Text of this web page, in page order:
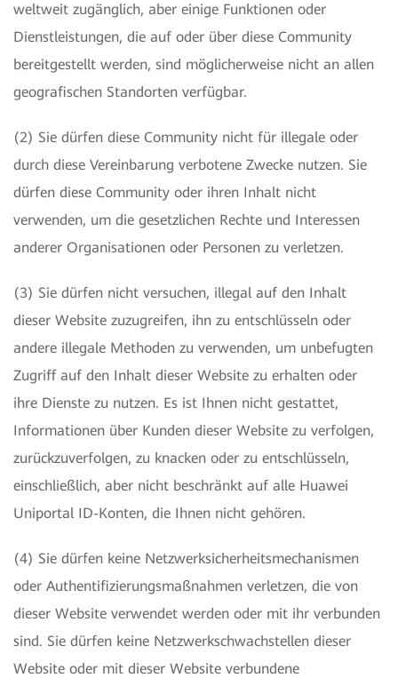
weltweit zugänglich, aber einige Funktionen oder
Dienstleistungen, die auf oder über diese Community
bereitgestellt werden, sind möglicherweise nicht an allen
geografischen Standorten verfügbar.
(2) Sie dürfen diese Community nicht für illegale oder
durch diese Vereinbarung verbotene Zwecke nutzen. Sie
dürfen diese Community oder ihren Inhalt nicht
verwenden, um die gesetzlichen Rechte und Interessen
anderer Organisationen oder Personen zu verletzen.
(3) Sie dürfen nicht versuchen, illegal auf den Inhalt
dieser Website zuzugreifen, ihn zu entschlüsseln oder
andere illegale Methoden zu verwenden, um unbefugten
Zugriff auf den Inhalt dieser Website zu erhalten oder
ihre Dienste zu nutzen. Es ist Ihnen nicht gestattet,
Informationen über Kunden dieser Website zu verfolgen,
zurückzuverfolgen, zu knacken oder zu entschlüsseln,
einschließlich, aber nicht beschränkt auf alle Huawei
Uniportal ID-Konten, die Ihnen nicht gehören.
(4) Sie dürfen keine Netzwerksicherheitsmechanismen
oder Authentifizierungsmaßnahmen verletzen, die von
dieser Website verwendet werden oder mit ihr verbunden
sind. Sie dürfen keine Netzwerkschwachstellen dieser
Website oder mit dieser Website verbundene